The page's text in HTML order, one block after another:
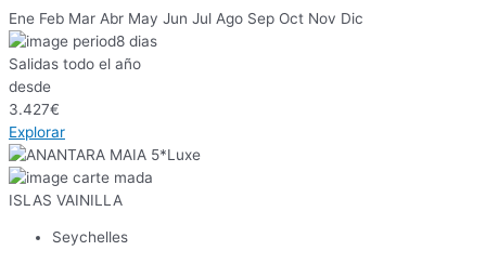
Ene Feb Mar Abr May Jun Jul Ago Sep Oct Nov Dic
8 dias
Salidas todo el año
desde
3.427€
Explorar
ISLAS VAINILLA
Seychelles